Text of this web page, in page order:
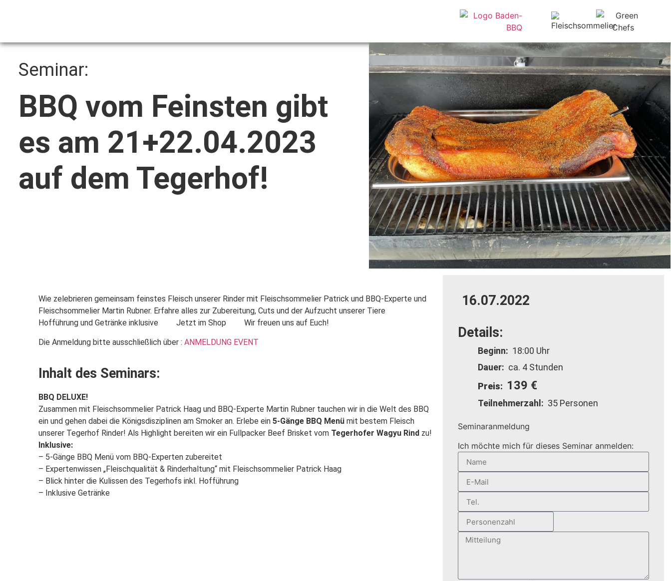
Seminar:
BBQ vom Feinsten gibt
es am 21+22.04.2023
auf dem Tegerhof!
Wie zelebrieren gemeinsam feinstes Fleisch unserer Rinder mit Fleischsommelier Patrick und BBQ-Experte und
Fleischsommelier Martin Rubner. Erfahre alles zur Zubereitung, Cuts und der Aufzucht unserer Tiere
Hofführung und Getränke inklusive
Jetzt im Shop Wir freuen uns auf Euch!
Die Anmeldung bitte ausschließlich über :ANMELDUNG EVENT
Inhalt des Seminars:
BBQ DELUXE!
Zusammen mit Fleischsommelier Patrick Haag und BBQ-Experte Martin Rubner tauchen wir in die Welt des BBQ
ein und gehen dabei die Königsdisziplinen am Smoker an. Erlebe ein5-Gänge BBQ Menü mit bestem Fleisch
unserer Tegerhof Rinder! Als Highlight bereiten wir ein Fullpacker Beef Brisket vom Tegerhofer Wagyu Rind zu!
Inklusive:
– 5-Gänge BBQ Menü vom BBQ-Experten zubereitet
– Expertenwissen „Fleischqualität & Rinderhaltung“ mit Fleischsommelier Patrick Haag
– Blick hinter die Kulissen des Tegerhofs inkl. Hofführung
– Inklusive Getränke
16.07.2022
Details:
Beginn: 18:00 Uhr
Dauer: ca. 4 Stunden
Preis: 139 €
Teilnehmerzahl: 35 Personen
Seminaranmeldung
Ich möchte mich für dieses Seminar anmelden: